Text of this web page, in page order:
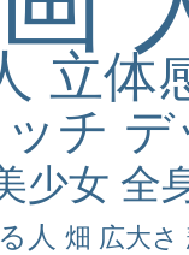
立体
チ
少女 全
人 畑 広大さ